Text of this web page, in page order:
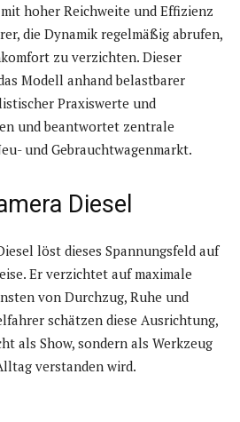
hoher Reichweite und Effizienz
die Dynamik regelmäßig abrufen,
zu verzichten. Dieser
Modell anhand belastbarer
Praxiswerte und
und beantwortet zentrale
und Gebrauchtwagenmarkt.
Diesel